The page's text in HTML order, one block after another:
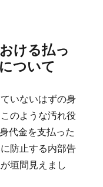
ける払っ
ついて
いないはずの身
のような汚れ役
代金を支払った
防止する内部告
垣間見えまし